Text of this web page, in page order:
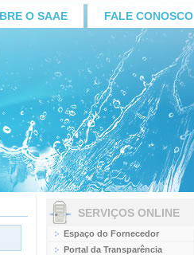
O SAAE FALE CONOSCO
SERVIÇOS ONLINE
Espaço do Fornecedor
Portal da Transparência